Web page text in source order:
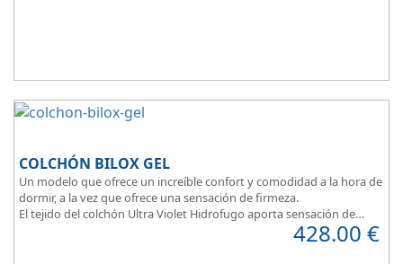
COLCHÓN BILOX GEL
Un modelo que ofrece un increíble confort y comodidad a la hora de
dormir, a la vez que ofrece una sensación de firmeza.
El tejido del colchón Ultra Violet Hidrofugo aporta sensación de
Sus capas de ViscoEnergy facilitan la relajación muscular y evita los
428.00 €